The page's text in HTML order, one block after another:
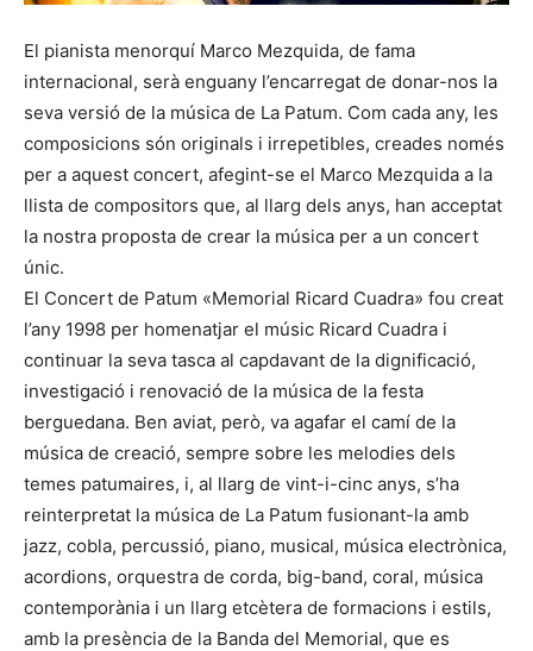
El pianista menorquí Marco Mezquida, de fama
internacional, serà enguany l’encarregat de donar-nos la
seva versió de la música de La Patum. Com cada any, les
composicions són originals i irrepetibles, creades només
per a aquest concert, afegint-se el Marco Mezquida a la
llista de compositors que, al llarg dels anys, han acceptat
la nostra proposta de crear la música per a un concert
únic.
El Concert de Patum «Memorial Ricard Cuadra» fou creat
l’any 1998 per homenatjar el músic Ricard Cuadra i
continuar la seva tasca al capdavant de la dignificació,
investigació i renovació de la música de la festa
berguedana. Ben aviat, però, va agafar el camí de la
música de creació, sempre sobre les melodies dels
temes patumaires, i, al llarg de vint-i-cinc anys, s’ha
reinterpretat la música de La Patum fusionant-la amb
jazz, cobla, percussió, piano, musical, música electrònica,
acordions, orquestra de corda, big-band, coral, música
contemporània i un llarg etcètera de formacions i estils,
amb la presència de la Banda del Memorial, que es